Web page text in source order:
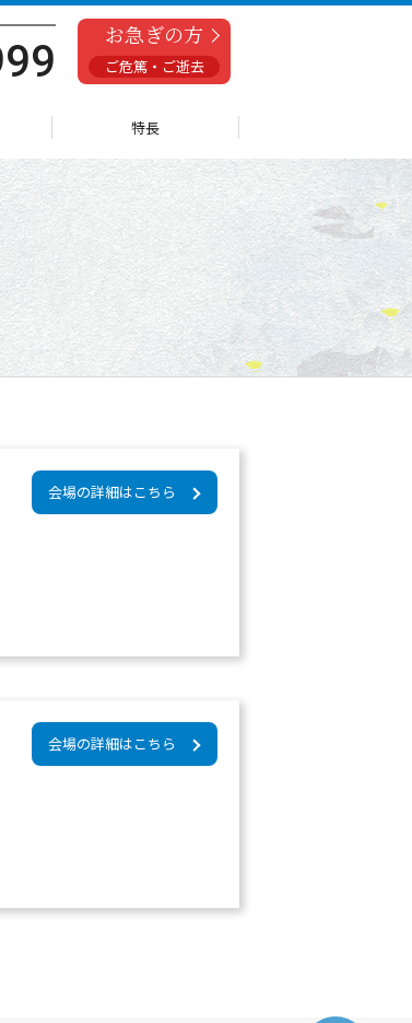
お急ぎの方
ご危篤・ご逝去
特長
会場の詳細はこちら
会場の詳細はこちら